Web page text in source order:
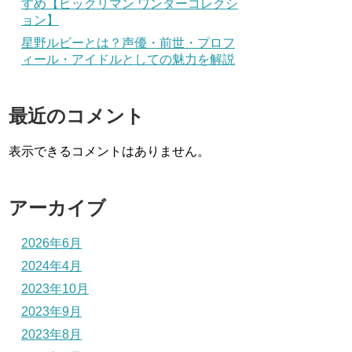
すめ【ビックリマン ワンダーコレクシ
ョン】
星野ルビーとは？声優・前世・プロフ
ィール・アイドルとしての魅力を解説
最近のコメント
表示できるコメントはありません。
アーカイブ
2026年6月
2024年4月
2023年10月
2023年9月
2023年8月